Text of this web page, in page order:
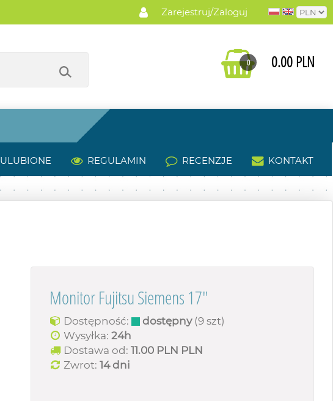
Zarejestruj/Zaloguj
0.00 PLN
0
ULUBIONE REGULAMIN RECENZJE KONTAKT
Monitor Fujitsu Siemens 17"
Dostępność: dostępny(9 szt)
Wysyłka: 24h
Dostawa od: 11.00 PLN PLN
Zwrot: 14 dni